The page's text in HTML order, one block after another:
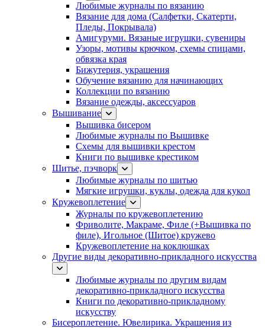
Любимые журналы по вязанию
Вязание для дома (Салфетки, Скатерти,
Пледы, Покрывала)
Амигуруми. Вязаные игрушки, сувениры
Узоры, мотивы крючком, схемы спицами,
обвязка края
Бижутерия, украшения
Обучение вязанию для начинающих
Коллекции по вязанию
Вязание одежды, аксессуаров
Вышивание
Вышивка бисером
Любимые журналы по Вышивке
Схемы для вышивки крестом
Книги по вышивке крестиком
Шитье, пэчворк
Любимые журналы по шитью
Мягкие игрушки, куклы, одежда для кукол
Кружевоплетение
Журналы по кружевоплетению
Фриволите, Макраме, Филе (+Вышивка по
филе), Игольное (Шитое) кружево
Кружевоплетение на коклюшках
Другие виды декоративно-прикладного искусства
Любимые журналы по другим видам
декоративно-прикладного искусства
Книги по декоративно-прикладному
искусству
Бисероплетение. Ювелирика. Украшения из